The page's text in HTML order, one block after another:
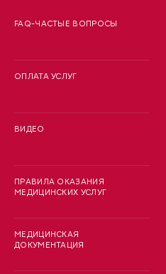
FAQ-ЧАСТЫЕ ВОПРОСЫ
ОПЛАТА УСЛУГ
ВИДЕО
ПРАВИЛА ОКАЗАНИЯ
МЕДИЦИНСКИХ УСЛУГ
МЕДИЦИНСКАЯ
ДОКУМЕНТАЦИЯ